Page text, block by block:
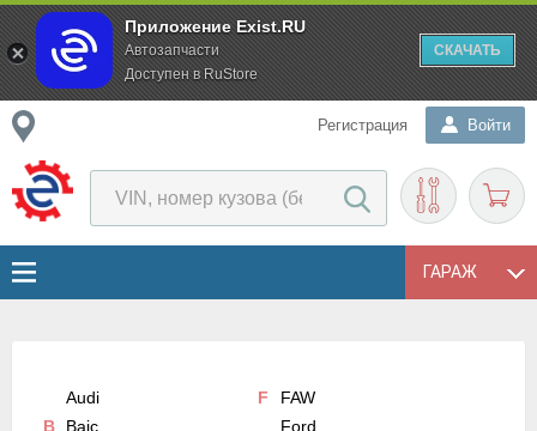
Приложение Exist.RU
Автозапчасти
Доступен в RuStore
СКАЧАТЬ
Регистрация Войти
ГАРАЖ
Audi
B
Baic
F
FAW
Ford